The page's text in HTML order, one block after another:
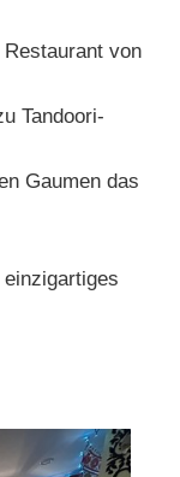
von
Tandoori-
Gaumen das